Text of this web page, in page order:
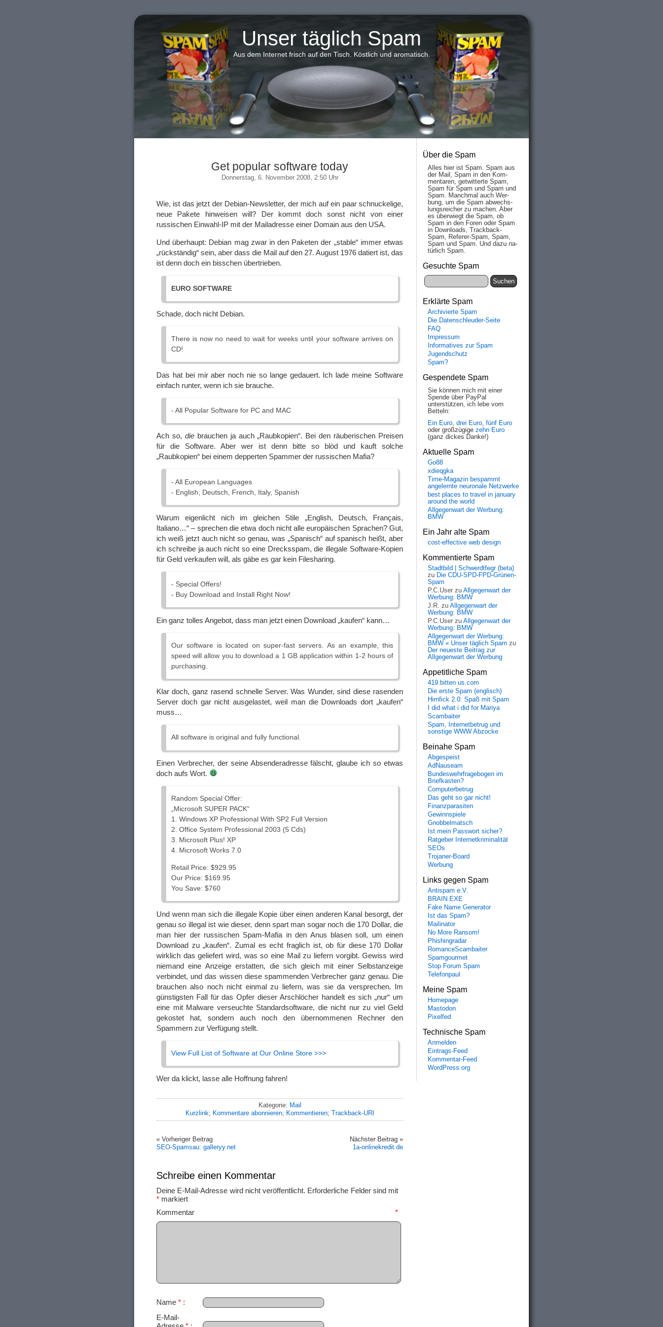
Unser täglich Spam
Aus dem Internet frisch auf den Tisch. Köstlich und aromatisch.
Get popular software today
Donnerstag, 6. November 2008, 2:50 Uhr
Wie, ist das jetzt der Debian-Newsletter, der mich auf ein paar schnuckelige,
neue Pakete hinweisen will? Der kommt doch sonst nicht von einer
russischen Einwahl-IP mit der Mailadresse einer Domain aus den USA.
Und überhaupt: Debian mag zwar in den Paketen der „stable“ immer etwas
„rückständig“ sein, aber dass die Mail auf den 27. August 1976 datiert ist, das
ist denn doch ein bisschen übertrieben.
EURO SOFTWARE
Schade, doch nicht Debian.
There is now no need to wait for weeks until your software arrives on
CD!
Das hat bei mir aber noch nie so lange gedauert. Ich lade meine Software
einfach runter, wenn ich sie brauche.
- All Popular Software for PC and MAC
Ach so, diebrauchen ja auch „Raubkopien“. Bei den räuberischen Preisen
für die Software. Aber wer ist denn bitte so blöd und kauft solche
„Raubkopien“ bei einem depperten Spammer der russischen Mafia?
- All European Languages
- English, Deutsch, French, Italy, Spanish
Warum eigenlicht nich im gleichen Stile „English, Deutsch, Français,
Italiano…“ – sprechen die etwa doch nicht alle europäischen Sprachen? Gut,
ich weiß jetzt auch nicht so genau, was „Spanisch“ auf spanisch heißt, aber
ich schreibe ja auch nicht so eine Drecksspam, die illegale Software-Kopien
für Geld verkaufen will, als gäbe es gar kein Filesharing.
- Special Offers!
- Buy Download and Install Right Now!
Ein ganz tolles Angebot, dass man jetzt einen Download „kaufen“ kann…
Our software is located on super-fast servers. As an example, this
speed will allow you to download a 1 GB application within 1-2 hours of
purchasing.
Klar doch, ganz rasend schnelle Server. Was Wunder, sind diese rasenden
Server doch gar nicht ausgelastet, weil man die Downloads dort „kaufen“
muss…
All software is original and fully functional.
Einen Verbrecher, der seine Absenderadresse fälscht, glaube ich so etwas
doch aufs Wort.
Random Special Offer:
„Microsoft SUPER PACK“
1. Windows XP Professional With SP2 Full Version
2. Office System Professional 2003 (5 Cds)
3. Microsoft Plus! XP
4. Microsoft Works 7.0
Retail Price: $929.95
Our Price: $169.95
You Save: $760
Und wenn man sich die illegale Kopie über einen anderen Kanal besorgt, der
genau so illegal ist wie dieser, denn spart man sogar noch die 170 Dollar, die
man hier der russischen Spam-Mafia in den Anus blasen soll, um einen
Download zu „kaufen“. Zumal es echt fraglich ist, ob für diese 170 Dollar
wirklich das geliefert wird, was so eine Mail zu liefern vorgibt. Gewiss wird
niemand eine Anzeige erstatten, die sich gleich mit einer Selbstanzeige
verbindet, und das wissen diese spammenden Verbrecher ganz genau. Die
brauchen also noch nicht einmal zu liefern, was sie da versprechen. Im
günstigsten Fall für das Opfer dieser Arschlöcher handelt es sich „nur“ um
eine mit Malware verseuchte Standardsoftware, die nicht nur zu viel Geld
gekostet hat, sondern auch noch den übernommenen Rechner den
Spammern zur Verfügung stellt.
View Full List of Software at Our Online Store >>>
Wer da klickt, lasse alle Hoffnung fahren!
Kategorie: Mail
Kurzlink; Kommentare abonnieren; Kommentieren; Trackback-URI
« Vorheriger Beitrag
SEO-Spamsau: galleryy.net
Nächster Beitrag »
1a-onlinekredit.de
Schreibe einen Kommentar
Deine E-Mail-Adresse wird nicht veröffentlicht. Erforderliche Felder sind mit
* markiert
Kommentar *
Name *
E-Mail-
Über die Spam
Alles hier ist Spam. Spam aus
der Mail, Spam in den Kom­
men­taren, ge­twit­ter­te Spam,
Spam für Spam und Spam und
Spam. Manch­mal auch Wer­
bung, um die Spam ab­wechs­
lungs­reich­er zu mach­en. Aber
es über­wiegt die Spam, ob
Spam in den Fo­ren oder Spam
in Down­loads, Track­back-
Spam, Re­fe­rer-Spam, Spam,
Spam und Spam. Und da­zu na­
tür­lich Spam.
Gesuchte Spam
Erklärte Spam
Archivierte Spam
Die Datenschleuder-Seite
FAQ
Impressum
Informatives zur Spam
Jugendschutz
Spam?
Gespendete Spam
Sie können mich mit einer
Spende über PayPal
unterstützen, ich lebe vom
Betteln:
Ein Euro, drei Euro, fünf Euro
oder großzügige zehn Euro
(ganz dickes Danke!)
Aktuelle Spam
Go88
xdieqgka
Time-Magazin bespammt
angelernte neuronale Netzwerke
best places to travel in january
around the world
Allgegenwart der Werbung:
BMW
Ein Jahr alte Spam
cost-effective web design
Kommentierte Spam
Stadtbild | Schwerdtfegr (beta)
zu Die CDU-SPD-FPD-Grünen-
Spam
P.C.User zu Allgegenwart der
Werbung: BMW
J.R. zu Allgegenwart der
Werbung: BMW
P.C.User zu Allgegenwart der
Werbung: BMW
Allgegenwart der Werbung:
BMW « Unser täglich Spam zu
Der neueste Beitrag zur
Allgegenwart der Werbung
Appetitliche Spam
419.bitten us.com
Die erste Spam (englisch)
Hirnfick 2.0: Spaß mit Spam
I did what i did for Mariya
Scambaiter
Spam, Internetbetrug und
sonstige WWW Abzocke
Beinahe Spam
Abgespeist
AdNauseam
Bundeswehrfragebogen im
Briefkasten?
Computerbetrug
Das geht so gar nicht!
Finanzparasiten
Gewinnspiele
Gnobbelmatsch
Ist mein Passwort sicher?
Ratgeber Internetkriminalität
SEOs
Trojaner-Board
Werbung
Links gegen Spam
Antispam e.V.
BRAIN.EXE
Fake Name Generator
Ist das Spam?
Mailinator
No More Ransom!
Phishingradar
RomanceScambaiter
Spamgourmet
Stop Forum Spam
Telefonpaul
Meine Spam
Homepage
Mastodon
Pixelfed
Technische Spam
Anmelden
Eintrags-Feed
Kommentar-Feed
WordPress.org